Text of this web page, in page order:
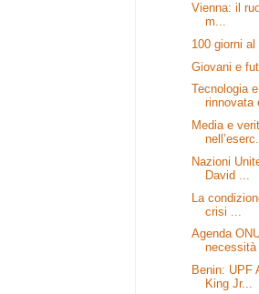
Vienna: il
m...
100 giorni
Giovani e
Tecnologia
rinnovata
Media e
Nazioni
David ...
La
crisi ...
Agenda
Benin: UPF
King Jr...